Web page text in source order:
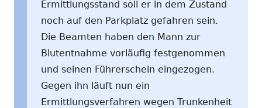
Ermittlungsstand soll er in dem Zustand
noch auf den Parkplatz gefahren sein.
Die Beamten haben den Mann zur
Blutentnahme vorläufig festgenommen
und seinen Führerschein eingezogen.
Gegen ihn läuft nun ein
Ermittlungsverfahren wegen Trunkenheit